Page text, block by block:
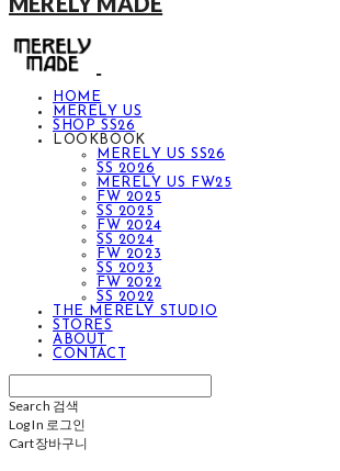
HOME
MERELY US
SHOP SS26
LOOKBOOK
MERELY US SS26
SS 2026
MERELY US FW25
FW 2025
SS 2025
FW 2024
SS 2024
FW 2023
SS 2023
FW 2022
SS 2022
THE MERELY STUDIO
STORES
ABOUT
CONTACT
Search 검색
Log In 로그인
Cart장바구니